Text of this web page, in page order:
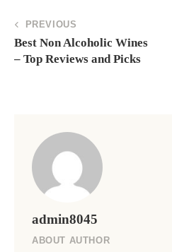
PREVIOUS
Best Non Alcoholic Wines
– Top Reviews and Picks
admin8045
ABOUT AUTHOR